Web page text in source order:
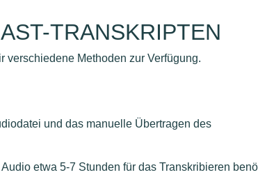
TRANSKRIPTEN
verschiedene Methoden zur Verfügung.
und das manuelle Übertragen des
etwa 5-7 Stunden für das Transkribieren